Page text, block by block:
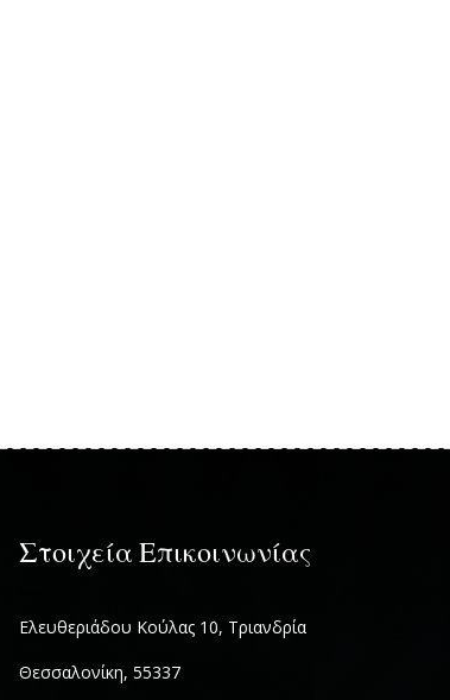
Στοιχεία Επικοινωνίας
Ελευθεριάδου Κούλας 10, Τριανδρία
Θεσσαλονίκη, 55337